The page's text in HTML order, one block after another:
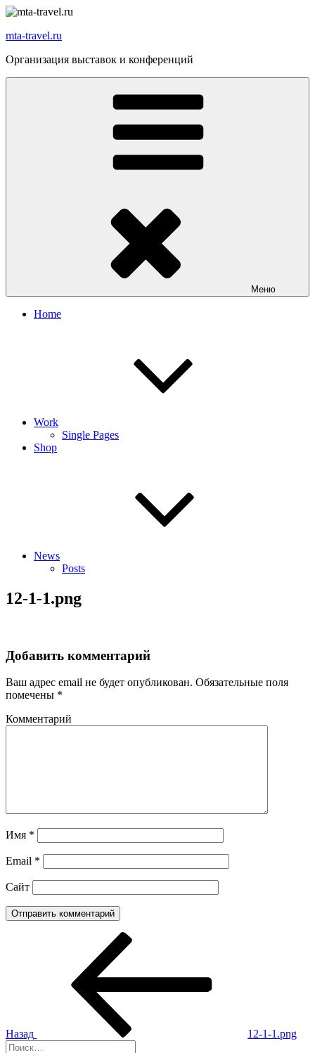
Перейти
содержимому
mta-travel.ru
Организация выставок и конференций
Меню
Home
Work
Single Pages
Shop
News
Posts
12-1-1.png
Добавить комментарий
Ваш адрес email не будет опубликован. Обязательные поля
помечены *
Комментарий
Имя *
Email *
Сайт
Назад
12-1-1.png
Искать: